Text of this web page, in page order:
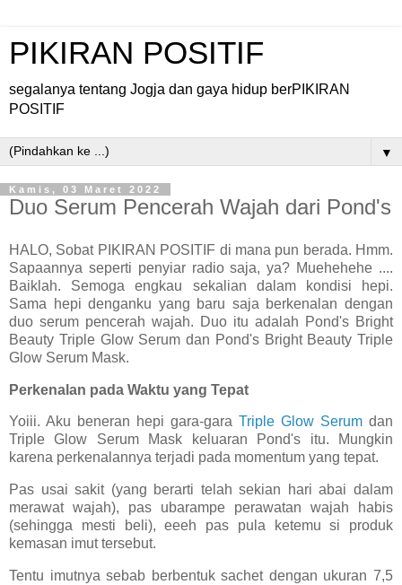
PIKIRAN POSITIF
segalanya tentang Jogja dan gaya hidup berPIKIRAN
POSITIF
▼
Kamis, 03 Maret 2022
Duo Serum Pencerah Wajah dari Pond's
HALO, Sobat PIKIRAN POSITIF di mana pun berada. Hmm.
Sapaannya seperti penyiar radio saja, ya? Muehehehe ....
Baiklah. Semoga engkau sekalian dalam kondisi hepi.
Sama hepi denganku yang baru saja berkenalan dengan
duo serum pencerah wajah. Duo itu adalah Pond's Bright
Beauty Triple Glow Serum dan Pond's Bright Beauty Triple
Glow Serum Mask.
Perkenalan pada Waktu yang Tepat
Yoiii. Aku beneran hepi gara-gara Triple Glow Serum dan
Triple Glow Serum Mask keluaran Pond's itu. Mungkin
karena perkenalannya terjadi pada momentum yang tepat.
Pas usai sakit (yang berarti telah sekian hari abai dalam
merawat wajah), pas ubarampe perawatan wajah habis
(sehingga mesti beli), eeeh pas pula ketemu si produk
kemasan imut tersebut.
Tentu imutnya sebab berbentuk sachet dengan ukuran 7,5